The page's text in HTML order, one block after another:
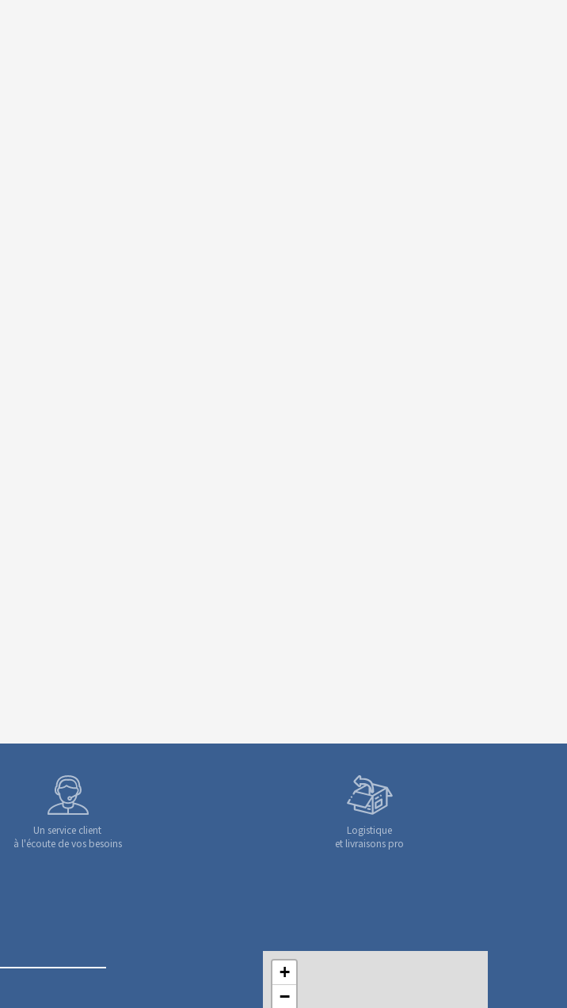
Un service client
à l'écoute de vos besoins
Logistique
et livraisons pro